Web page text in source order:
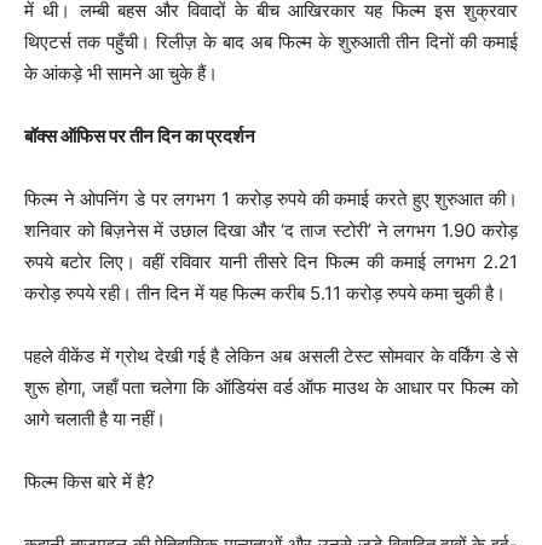
में थी। लम्बी बहस और विवादों के बीच आखिरकार यह फिल्म इस शुक्रवार
थिएटर्स तक पहुँची। रिलीज़ के बाद अब फिल्म के शुरुआती तीन दिनों की कमाई
के आंकड़े भी सामने आ चुके हैं।
बॉक्स ऑफिस पर तीन दिन का प्रदर्शन
फिल्म ने ओपनिंग डे पर लगभग 1 करोड़ रुपये की कमाई करते हुए शुरुआत की।
शनिवार को बिज़नेस में उछाल दिखा और ‘द ताज स्टोरी’ ने लगभग 1.90 करोड़
रुपये बटोर लिए। वहीं रविवार यानी तीसरे दिन फिल्म की कमाई लगभग 2.21
करोड़ रुपये रही। तीन दिन में यह फिल्म करीब 5.11 करोड़ रुपये कमा चुकी है।
पहले वीकेंड में ग्रोथ देखी गई है लेकिन अब असली टेस्ट सोमवार के वर्किंग डे से
शुरू होगा, जहाँ पता चलेगा कि ऑडियंस वर्ड ऑफ माउथ के आधार पर फिल्म को
आगे चलाती है या नहीं।
फिल्म किस बारे में है?